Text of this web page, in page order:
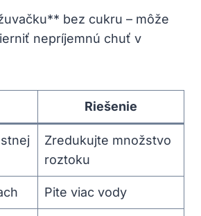
bez cukru – môže
nepríjemnú chuť v
Riešenie
Zredukujte množstvo
roztoku
Pite viac vody